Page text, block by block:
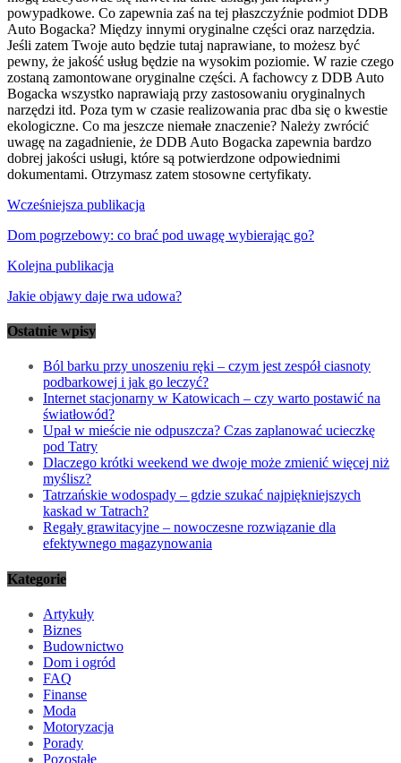
powypadkowe. Co zapewnia zaś na tej płaszczyźnie podmiot DDB
Auto Bogacka? Między innymi oryginalne części oraz narzędzia.
Jeśli zatem Twoje auto będzie tutaj naprawiane, to możesz być
pewny, że jakość usług będzie na wysokim poziomie. W razie czego
zostaną zamontowane oryginalne części. A fachowcy z DDB Auto
Bogacka wszystko naprawiają przy zastosowaniu oryginalnych
narzędzi itd. Poza tym w czasie realizowania prac dba się o kwestie
ekologiczne. Co ma jeszcze niemałe znaczenie? Należy zwrócić
uwagę na zagadnienie, że DDB Auto Bogacka zapewnia bardzo
dobrej jakości usługi, które są potwierdzone odpowiednimi
dokumentami. Otrzymasz zatem stosowne certyfikaty.
Nawigacja
wpisu
Wcześniejsza publikacja
Dom pogrzebowy: co brać pod uwagę wybierając go?
Kolejna publikacja
Jakie objawy daje rwa udowa?
Ostatnie wpisy
Ból barku przy unoszeniu ręki – czym jest zespół ciasnoty
podbarkowej i jak go leczyć?
Internet stacjonarny w Katowicach – czy warto postawić na
światłowód?
Upał w mieście nie odpuszcza? Czas zaplanować ucieczkę
pod Tatry
Dlaczego krótki weekend we dwoje może zmienić więcej niż
myślisz?
Tatrzańskie wodospady – gdzie szukać najpiękniejszych
kaskad w Tatrach?
Regały grawitacyjne – nowoczesne rozwiązanie dla
efektywnego magazynowania
Kategorie
Artykuły
Biznes
Budownictwo
Dom i ogród
FAQ
Finanse
Moda
Motoryzacja
Porady
Pozostałe